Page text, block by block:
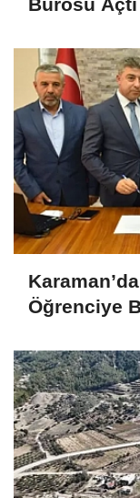
Bürosu Açtı
Öğrenciye